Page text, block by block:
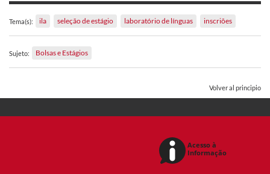
Tema(s): ila seleção de estágio laboratório de línguas inscriões
Sujeto: Bolsas e Estágios
Volver al principio